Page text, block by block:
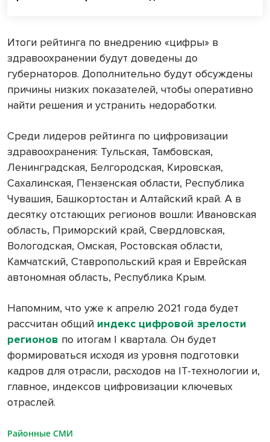
Итоги рейтинга по внедрению «цифры» в
здравоохранении будут доведены до
губернаторов. Дополнительно будут обсуждены
причины низких показателей, чтобы оперативно
найти решения и устранить недоработки.
Среди лидеров рейтинга по цифровизации
здравоохранения: Тульская, Тамбовская,
Ленинградская, Белгородская, Кировская,
Сахалинская, Пензенская области, Республика
Чувашия, Башкортостан и Алтайский край. А в
десятку отстающих регионов вошли: Ивановская
область, Приморский край, Свердловская,
Вологодская, Омская, Ростовская области,
Камчатский, Ставропольский края и Еврейская
автономная область, Республика Крым.
Напомним, что уже к апрелю 2021 года будет
рассчитан общий индекс цифровой зрелости
регионов по итогам I квартала. Он будет
формироваться исходя из уровня подготовки
кадров для отрасли, расходов на IT-технологии и,
главное, индексов цифровизации ключевых
отраслей.
Районные СМИ